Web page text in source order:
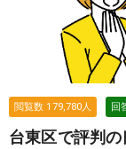
閲覧数 179,780人 回
台東区で評判